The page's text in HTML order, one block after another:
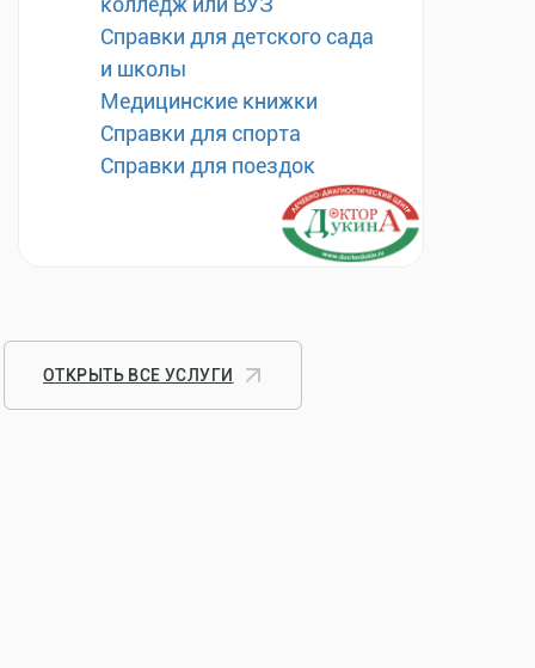
Справки для детского сада
и школы
Медицинские книжки
Справки для спорта
Справки для поездок
ОТКРЫТЬ ВСЕ УСЛУГИ